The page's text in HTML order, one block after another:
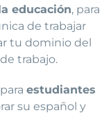
educación, para
de trabajar
tu dominio del
trabajo.
estudiantes
su español y